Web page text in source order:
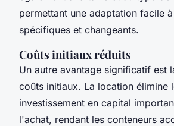
permettant une adaptation facile
spécifiques et changeants.
Coûts initiaux réduits
Un autre avantage significatif est
coûts initiaux. La location élimine
investissement en capital
l'achat, rendant les conteneurs